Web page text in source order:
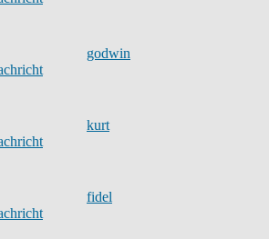
godwin
kurt
fidel